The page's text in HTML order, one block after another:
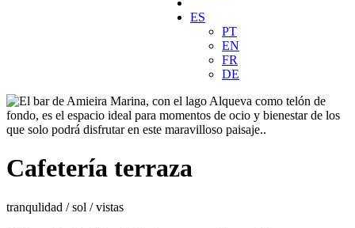
ES
PT
EN
FR
DE
Cafetería terraza
tranqulidad / sol / vistas